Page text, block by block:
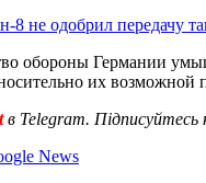
8 не одобрил передачу
обороны Германии
их возможной
в Telegram. Підписуйтесь
News